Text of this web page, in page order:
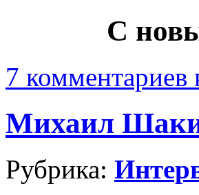
С
7 комментариев
Михаил
Рубрика: